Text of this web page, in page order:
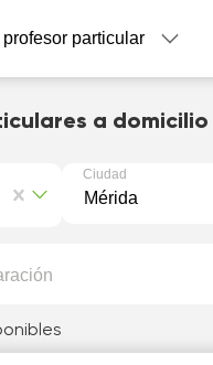
profesor particular
a
Ciudad